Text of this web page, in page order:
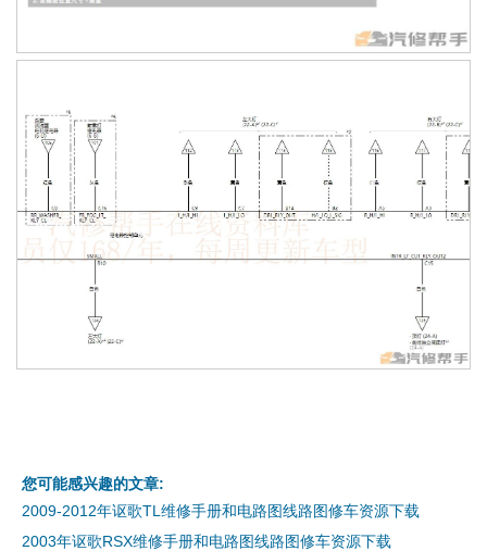
您可能感兴趣的文章:
2009-2012年讴歌TL维修手册和电路图线路图修车资源下载
2003年讴歌RSX维修手册和电路图线路图修车资源下载